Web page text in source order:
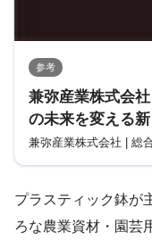
参考
兼弥産業株式会
の未来を変える
最先端の情報を発
兼弥産業株式会社 | 総
プラスティック鉢が
ろな農業資材・園芸